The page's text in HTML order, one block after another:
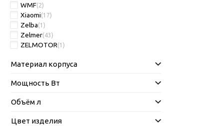
WMF(2)
Xiaomi(17)
Zelba(1)
Zelmer(43)
ZELMOTOR(1)
Материал корпуса
Мощность Вт
Объём л
Цвет изделия